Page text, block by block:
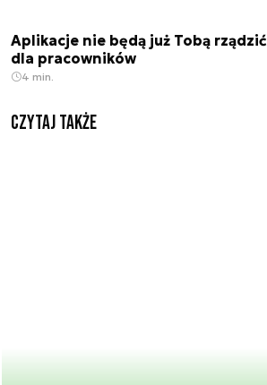
Aplikacje nie będą już Tobą
dla pracowników
4 min.
Czytaj także